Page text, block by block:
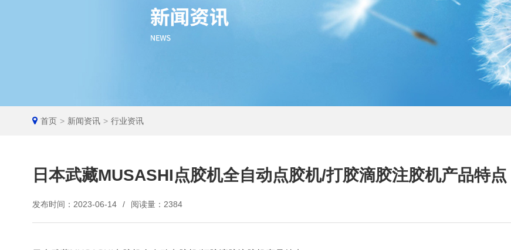
首页 > 新闻资讯 > 行业资讯
日本武藏MUSASHI点胶机全自动点胶机/打胶滴胶注胶机产品特点
发布时间：2023-06-14 / 阅读量：2384